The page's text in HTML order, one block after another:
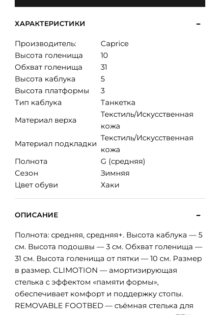
ХАРАКТЕРИСТИКИ
Производитель:
Caprice
Высота голенища
10
Обхват голенища
31
Высота каблука
5
Высота платформы
3
Тип каблука
Танкетка
Материал верха
Текстиль/Искусственная
кожа
Материал подкладки
Текстиль/Искусственная
кожа
Полнота
G (средняя)
Сезон
Зимняя
Цвет обуви
Хаки
ОПИСАНИЕ
Полнота: средняя, средняя+. Высота каблука — 5
см. Высота подошвы — 3 см. Обхват голенища —
31 см. Высота голенища от пятки — 10 см. Размер
в размер. CLIMOTION — амортизирующая
стелька с эффектом «памяти формы»,
обеспечивает комфорт и поддержку стопы.
REMOVABLE FOOTBED — съёмная стелька для